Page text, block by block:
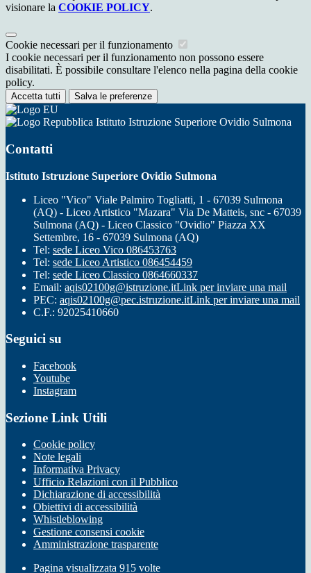
visionare la COOKIE POLICY.
Cookie necessari per il funzionamento
I cookie necessari per il funzionamento non possono essere
disabilitati. È possibile consultare l'elenco nella pagina della cookie
policy.
Accetta tutti Salva le preferenze
Istituto Istruzione Superiore Ovidio Sulmona
Contatti
Istituto Istruzione Superiore Ovidio Sulmona
Liceo "Vico" Viale Palmiro Togliatti, 1 - 67039 Sulmona
(AQ) - Liceo Artistico "Mazara" Via De Matteis, snc - 67039
Sulmona (AQ) - Liceo Classico "Ovidio" Piazza XX
Settembre, 16 - 67039 Sulmona (AQ)
Tel: sede Liceo Vico 086453763
Tel: sede Liceo Artistico 086454459
Tel: sede Liceo Classico 0864660337
Email: aqis02100g@istruzione.itLink per inviare una mail
PEC: aqis02100g@pec.istruzione.itLink per inviare una mail
C.F.: 92025410660
Seguici su
Facebook
Youtube
Instagram
Sezione Link Utili
Cookie policy
Note legali
Informativa Privacy
Ufficio Relazioni con il Pubblico
Dichiarazione di accessibilità
Obiettivi di accessibilità
Whistleblowing
Gestione consensi cookie
Amministrazione trasparente
Pagina visualizzata 915 volte